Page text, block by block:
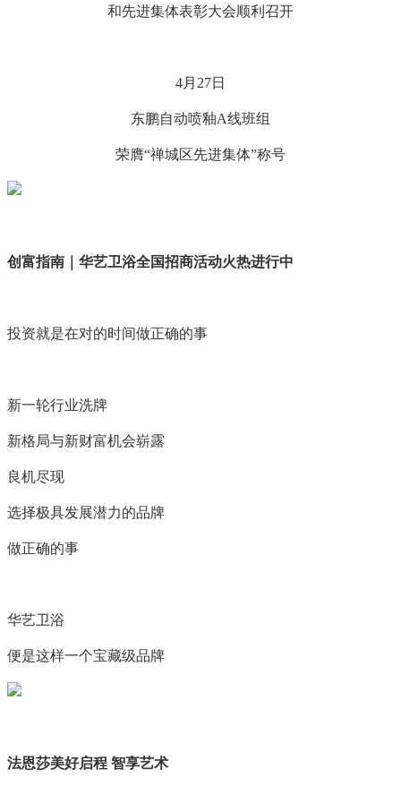
和先进集体表彰大会顺利召开
4月27日
东鹏自动喷釉A线班组
荣膺“禅城区先进集体”称号
创富指南｜华艺卫浴全国招商活动火热进行中
投资就是在对的时间做正确的事
新一轮行业洗牌
新格局与新财富机会崭露
良机尽现
选择极具发展潜力的品牌
做正确的事
华艺卫浴
便是这样一个宝藏级品牌
法恩莎美好启程 智享艺术